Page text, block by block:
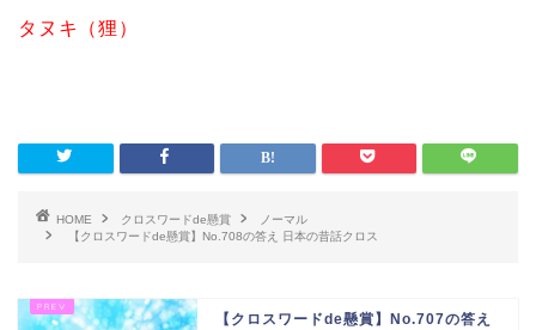
タヌキ（狸）
HOME クロスワードde懸賞
ノーマル
【クロスワードde懸賞】No.708の答え 日本の昔話クロス
【クロスワードde懸賞】No.707の答え